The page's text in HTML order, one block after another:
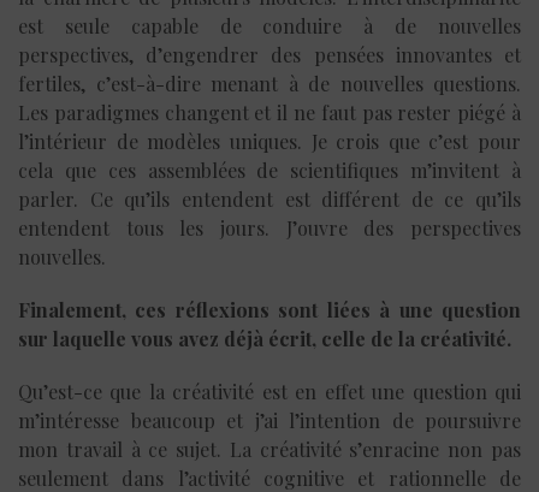
est seule capable de conduire à de nouvelles
perspectives, d’engendrer des pensées innovantes et
fertiles, c’est-à-dire menant à de nouvelles questions.
Les paradigmes changent et il ne faut pas rester piégé à
l’intérieur de modèles uniques. Je crois que c’est pour
cela que ces assemblées de scientifiques m’invitent à
parler. Ce qu’ils entendent est différent de ce qu’ils
entendent tous les jours. J’ouvre des perspectives
nouvelles.
Finalement, ces réflexions sont liées à une question
sur laquelle vous avez déjà écrit, celle de la créativité.
Qu’est-ce que la créativité est en effet une question qui
m’intéresse beaucoup et j’ai l’intention de poursuivre
mon travail à ce sujet. La créativité s’enracine non pas
seulement dans l’activité cognitive et rationnelle de